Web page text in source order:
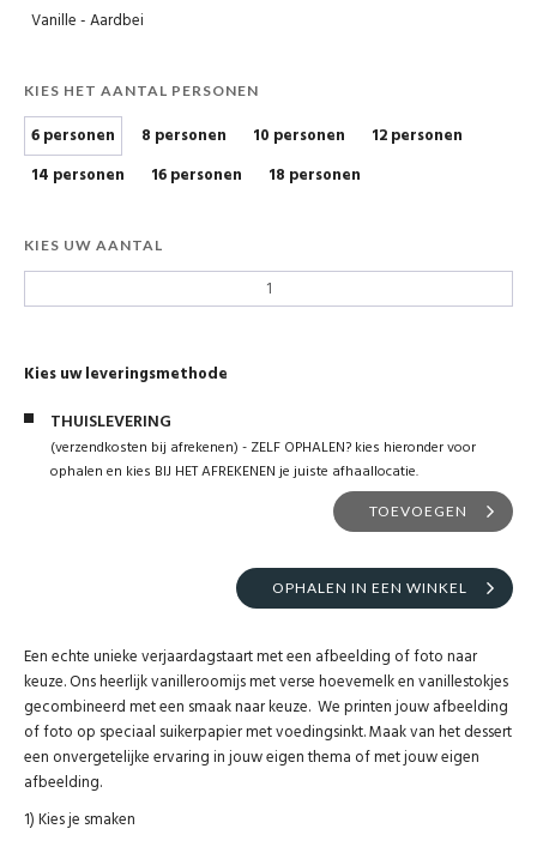
Vanille - Aardbei
KIES HET AANTAL PERSONEN
6 personen 8 personen 10 personen
12 personen
14 personen
16 personen 18 personen
KIES UW AANTAL
Kies uw leveringsmethode
THUISLEVERING
(verzendkosten bij afrekenen) - ZELF OPHALEN? kies hieronder voor
ophalen en kies BIJ HET AFREKENEN je juiste afhaallocatie.
TOEVOEGEN
OPHALEN IN EEN WINKEL
Een echte unieke verjaardagstaart met een afbeelding of foto naar
keuze. Ons heerlijk vanilleroomijs met verse hoevemelk en vanillestokjes
gecombineerd met een smaak naar keuze. We printen jouw afbeelding
of foto op speciaal suikerpapier met voedingsinkt. Maak van het dessert
een onvergetelijke ervaring in jouw eigen thema of met jouw eigen
afbeelding.
1) Kies je smaken